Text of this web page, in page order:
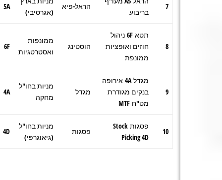
7
בריבוע
הראל-פיא
(אגרסיבי)
5A
8
תטא 6F ניהול
חוזים ואופציות
ממונפת
הוסטינג
ממונפות
ואסטרטגיות
6F
9
מגדל 4A אירופה
בנקים מגודרת
מט"ח MTF
מגדל
מניות בחו"ל
מחקה
4A
10
פסגות Stock
Picking 4D
פסגות
מניות בחו"ל
(גיאוגרפי)
4D